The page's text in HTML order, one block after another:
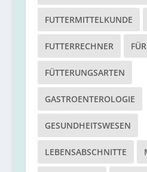
FUTTERMITTELKUNDE
FUTTERRECHNER
FÜTTERUNGSARTEN
GASTROENTEROLOGIE
GESUNDHEITSWESEN
LEBENSABSCHNITTE